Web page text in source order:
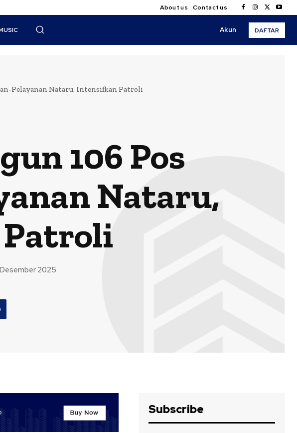
About us Contact us
Akun DAFTAR
Pelayanan Nataru, Intensifkan Patroli
106 Pos
Nataru,
2025
Subscribe